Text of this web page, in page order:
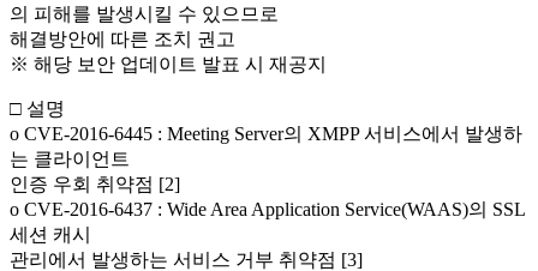
의 피해를 발생시킬 수 있으므로
해결방안에 따른 조치 권고
※ 해당 보안 업데이트 발표 시 재공지
□ 설명
o CVE-2016-6445 : Meeting Server의 XMPP 서비스에서 발생하
는 클라이언트
인증 우회 취약점 [2]
o CVE-2016-6437 : Wide Area Application Service(WAAS)의 SSL
세션 캐시
관리에서 발생하는 서비스 거부 취약점 [3]